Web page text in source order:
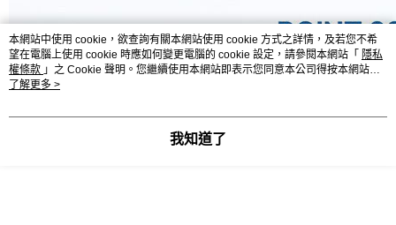
本網站中使用 cookie，欲查詢有關本網站使用 cookie 方式之詳情，及若您不希
望在電腦上使用 cookie 時應如何變更電腦的 cookie 設定，請參閱本網站「 隱私
權條款 」之 Cookie 聲明。您繼續使用本網站即表示您同意本公司得按本網站使
用條款之 Cookie 聲明使用 cookie。
了解更多 >
我知道了